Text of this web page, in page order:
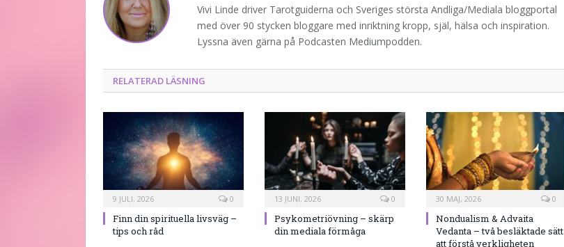
Vivi Linde driver Tarotguiderna och Sveriges största Andliga/Mediala bloggportal
med över 90 stycken bloggare med inriktning kropp, själ, hälsa och inspiration.
Lyssna även gärna på Podcasten Mediumpodden.
RELATERAD LÄSNING
9 JULI, 2026 0
Finn din spirituella livsväg –
tips och råd
13 JUNI, 2026 0
Psykometriövning – skärp
din mediala förmåga
30 MAJ, 2026 0
Nondualism & Advaita
Vedanta – två besläktade sätt
att förstå verkligheten